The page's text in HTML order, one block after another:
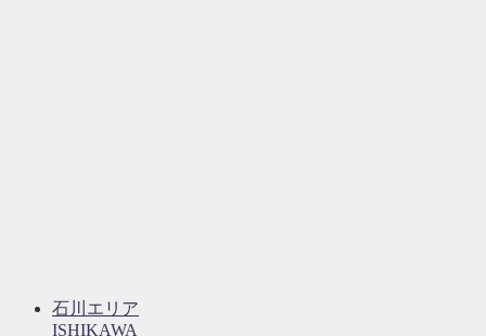
石川エリア
ISHIKAWA